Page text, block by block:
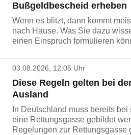
Bußgeldbescheid erheben
Wenn es blitzt, dann kommt
nach Hause. Was Sie dazu
einen Einspruch formulieren
03.08.2026, 12:05 Uhr
Diese Regeln gelten bei
Ausland
In Deutschland muss bereits
eine Rettungsgasse gebildet
Regelungen zur Rettungsgasse